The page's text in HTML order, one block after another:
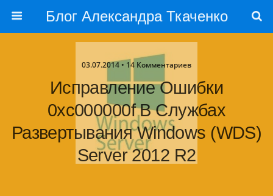
Блог Александра Ткаченко
03.07.2014 • 14 Комментариев
Исправление Ошибки
0xc000000f В Службах
Развертывания Windows (WDS)
Server 2012 R2